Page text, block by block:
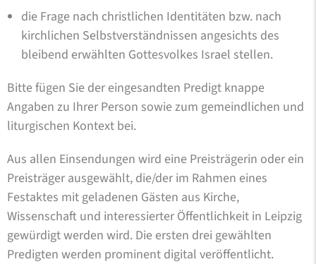
die Frage nach christlichen Identitäten bzw. nach
kirchlichen Selbstverständnissen angesichts des
bleibend erwählten Gottesvolkes Israel stellen.
Bitte fügen Sie der eingesandten Predigt knappe
Angaben zu Ihrer Person sowie zum gemeindlichen und
liturgischen Kontext bei.
Aus allen Einsendungen wird eine Preisträgerin oder ein
Preisträger ausgewählt, die/der im Rahmen eines
Festaktes mit geladenen Gästen aus Kirche,
Wissenschaft und interessierter Öffentlichkeit in Leipzig
gewürdigt werden wird. Die ersten drei gewählten
Predigten werden prominent digital veröffentlicht.